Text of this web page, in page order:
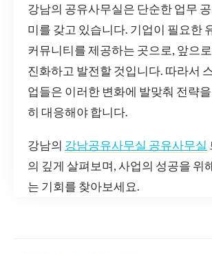
강남의 공유사무실은 단순한 업무
미를 갖고 있습니다. 기업이 필요한
커뮤니티를 제공하는 곳으로, 앞으
진화하고 발전할 것입니다. 따라서
업들은 이러한 변화에 발맞춰 전략
히 대응해야 합니다.
강남의 강남공유사무실 공유사무실
의 깊게 살펴보며, 사업의 성공을 위
는 기회를 찾아보세요.